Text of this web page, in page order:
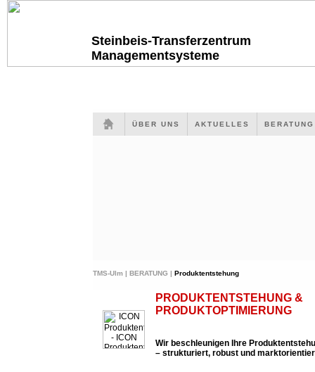
Steinbeis-Transferzentrum
Managementsysteme
ÜBER UNS AKTUELLES
TMS-Ulm | BERATUNG | Produktentstehung
PRODUKTENTSTEHUNG &
PRODUKTOPTIMIERUNG
Wir beschleunigen Ihre
– strukturiert, robust und